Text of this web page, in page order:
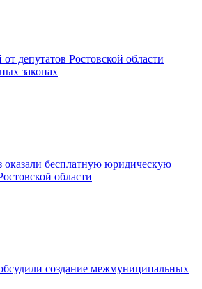
депутатов Ростовской области
законах
оказали бесплатную юридическую
области
создание межмуниципальных